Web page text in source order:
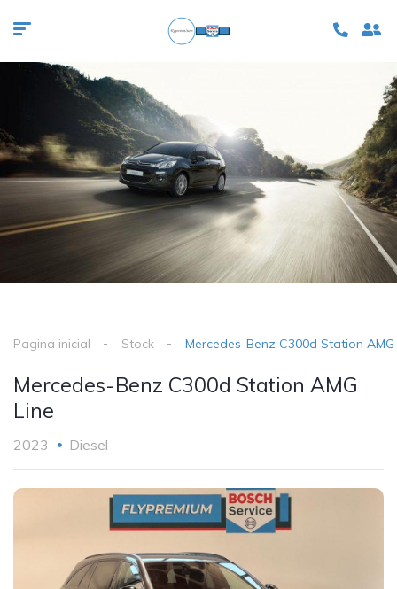
Pagina inicial Stock Mercedes-Benz C300d Station AMG
Mercedes-Benz C300d Station AMG
Line
2023 Diesel